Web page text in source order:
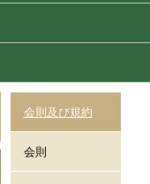
会則及び規約
会則